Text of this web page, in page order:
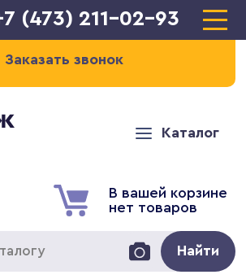
(473) 211-02-93
Заказать звонок
Каталог
В вашей корзине
нет товаров
Найти